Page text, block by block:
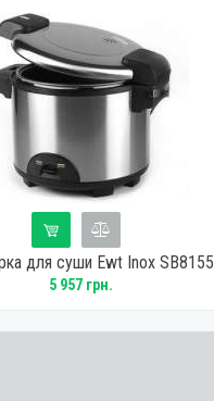
для суши Ewt Inox SB8155
5 957 грн.